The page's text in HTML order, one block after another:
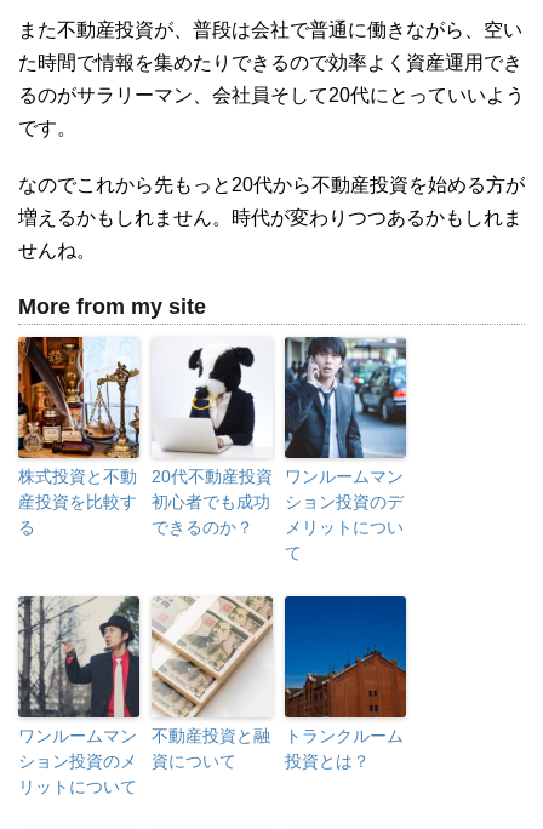
また不動産投資が、普段は会社で普通に働きながら、空い
た時間で情報を集めたりできるので効率よく資産運用でき
るのがサラリーマン、会社員そして20代にとっていいよう
です。
なのでこれから先もっと20代から不動産投資を始める方が
増えるかもしれません。時代が変わりつつあるかもしれま
せんね。
More from my site
株式投資と不動
産投資を比較す
る
20代不動産投資
初心者でも成功
できるのか？
ワンルームマン
ション投資のデ
メリットについ
て
ワンルームマン
ション投資のメ
リットについて
不動産投資と融
資について
トランクルーム
投資とは？